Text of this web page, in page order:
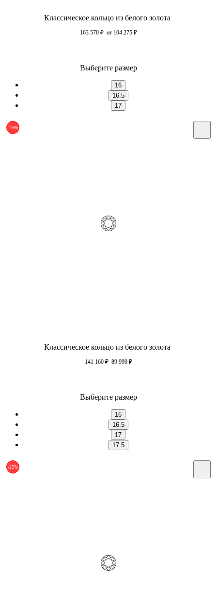
Классическое кольцо из белого золота
163 570 ₽ от 104 275 ₽
Выберите размер
16
16.5
17
-25%
Классическое кольцо из белого золота
141 160 ₽ 89 990 ₽
Выберите размер
16
16.5
17
17.5
-25%